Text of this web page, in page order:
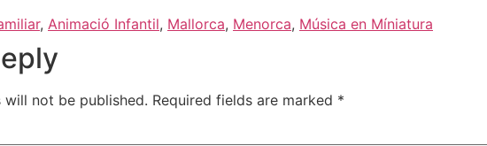
, Animació Infantil, Mallorca, Menorca, Música en Míniatura
will not be published. Required fields are marked *